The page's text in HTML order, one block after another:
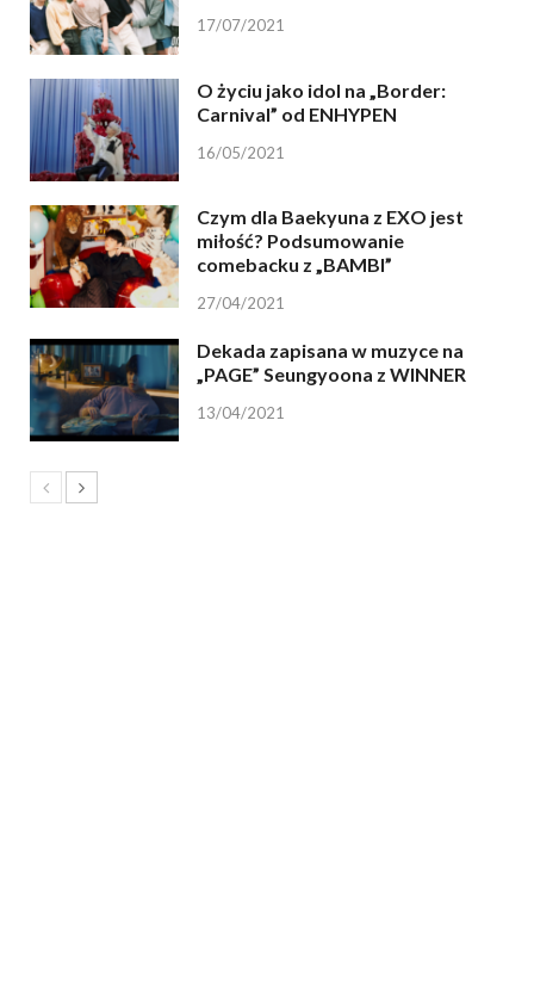
17/07/2021
O życiu jako idol na „Border:
Carnival” od ENHYPEN
16/05/2021
Czym dla Baekyuna z EXO jest
miłość? Podsumowanie
comebacku z „BAMBI”
27/04/2021
Dekada zapisana w muzyce na
„PAGE” Seungyoona z WINNER
13/04/2021